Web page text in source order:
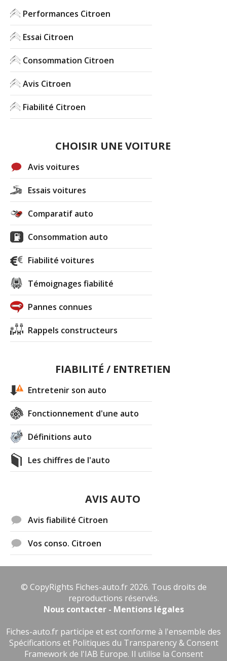
Performances Citroen
Essai Citroen
Consommation Citroen
Avis Citroen
Fiabilité Citroen
CHOISIR UNE VOITURE
Avis voitures
Essais voitures
Comparatif auto
Consommation auto
Fiabilité voitures
Témoignages fiabilité
Pannes connues
Rappels constructeurs
FIABILITÉ / ENTRETIEN
Entretenir son auto
Fonctionnement d'une auto
Définitions auto
Les chiffres de l'auto
AVIS AUTO
Avis fiabilité Citroen
Vos conso. Citroen
© CopyRights Fiches-auto.fr 2026. Tous droits de
reproductions réservés.
Nous contacter - Mentions légales
Fiches-auto.fr participe et est conforme à l'ensemble des
Spécifications et Politiques du Transparency & Consent
Framework de l'IAB Europe. Il utilise la Consent